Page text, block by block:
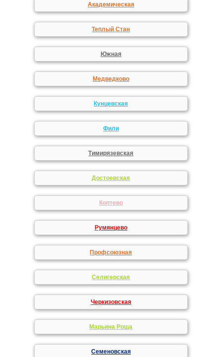
Академическая
Теплый Стан
Южная
Медведково
Кунцевская
Фили
Тимирязевская
Достоевская
Коптево
Румянцево
Профсоюзная
Селигерская
Черкизовская
Марьина Роща
Семеновская